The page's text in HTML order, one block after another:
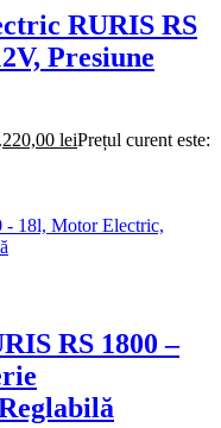
RURIS RS
Presiune
220,00 leiPrețul curent este:
RS 1800 –